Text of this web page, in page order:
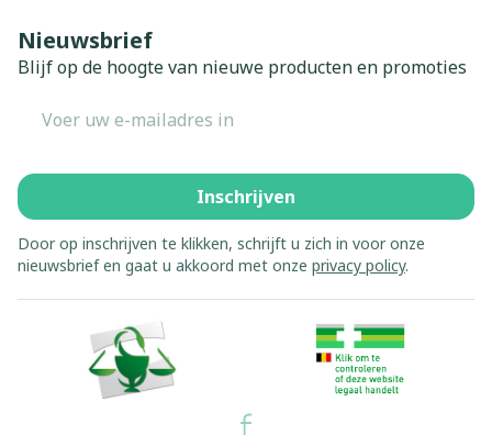
Nieuwsbrief
Blijf op de hoogte van nieuwe producten en promoties
Inschrijven
Door op inschrijven te klikken, schrijft u zich in voor onze
nieuwsbrief en gaat u akkoord met onze privacy policy.